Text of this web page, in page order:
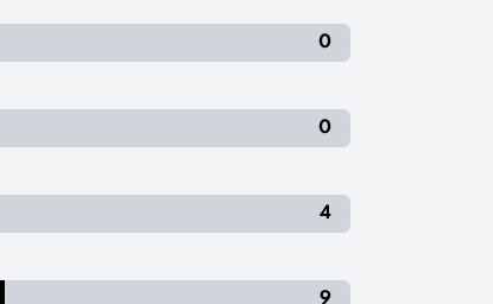
0
0
4
9